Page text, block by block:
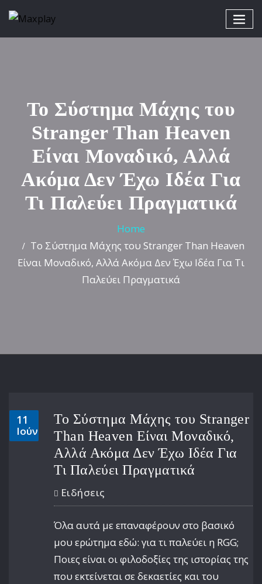
Το Σύστημα Μάχης του
Stranger Than Heaven
Είναι Μοναδικό, Αλλά
Ακόμα Δεν Έχω Ιδέα Για
Τι Παλεύει Πραγματικά
Home
Το Σύστημα Μάχης του Stranger Than Heaven
Είναι Μοναδικό, Αλλά Ακόμα Δεν Έχω Ιδέα Για Τι
Παλεύει Πραγματικά
11
Ιούν
Το Σύστημα Μάχης του Stranger
Than Heaven Είναι Μοναδικό,
Αλλά Ακόμα Δεν Έχω Ιδέα Για
Τι Παλεύει Πραγματικά
Ειδήσεις
Όλα αυτά με επαναφέρουν στο βασικό
μου ερώτημα εδώ: για τι παλεύει η RGG;
Ποιες είναι οι φιλοδοξίες της ιστορίας της
που εκτείνεται σε δεκαετίες και του